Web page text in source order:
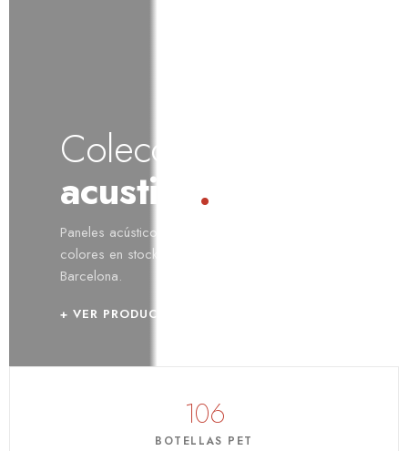
Colección
acustika .
Paneles acústicos de A·PET 60% reciclado. 17
colores en stock. Diseño y fabricación en
Barcelona.
+ VER PRODUCTOS
106
BOTELLAS PET